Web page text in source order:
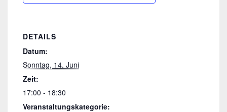
DETAILS
Datum:
Sonntag, 14. Juni
Zeit:
17:00 - 18:30
Veranstaltungskategorie: